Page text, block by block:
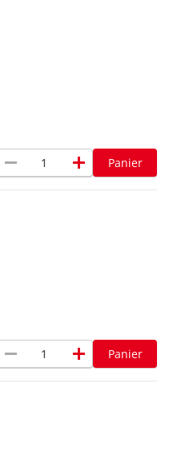
remove add Panier
remove add Panier